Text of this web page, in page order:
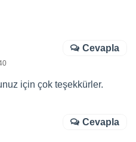
için çok teşekkürler.
Cevapla
Cevapla